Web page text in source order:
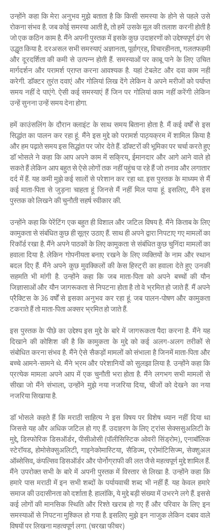
उन्होंने कहा कि मेरा अनुभव मुझे बताता है कि किसी समस्या के होने से पहले उसे
रोकना संभव है. जब कोई समस्या आती है, तो हमें उसके मूल की तलाश करनी होती है
जो एक कठिन काम है. मैंने अपनी पुस्तक में इसके कुछ उदाहरणों को उद्देश्यपूर्ण ढंग से
उद्धृत किया है. दरअसल सभी समस्याएं अज्ञानता, पूर्वाग्रह, विचारहीनता, गलतफहमी
और दूरदर्शिता की कमी से उत्पन्न होती हैं. समस्याओं पर काबू पाने के लिए उचित
मार्गदर्शन और परामर्श प्राप्त करना आवश्यक है. यहां टेबलेट और दवा काम नहीं
करेगी. डॉक्टर तुरंत दवाएं और गोलियां लिख देंगे लेकिन वे अपने मरीजों को पर्याप्त
समय नहीं दे पाएंगे. ऐसी कई समस्याएं हैं जिन पर गोलियां काम नहीं करेंगी लेकिन
उन्हें सुनना उन्हें समय देना होगा.
हमें काउंसलिंग के दौरान क्लाइंट के साथ समय बिताना होता है. मैं कई वर्षों से इस
सिद्धांत का पालन कर रहा हूं. मैंने इस मुद्दे को परामर्श पाठ्यक्रम में शामिल किया है
और हम पढ़ाते समय इस सिद्धांत पर जोर देते हैं. डॉक्टरों की भूमिका पर चर्चा करते हुए
डॉ भोसले ने कहा कि आप अपने काम में सक्रिय, ईमानदार और आगे आने वाले हो
सकते हैं लेकिन आप बहुत से ऐसे लोगों तक नहीं पहुंच पा रहे हैं जो तनाव और लगातार
दर्द में हैं. यह कमी मुझे कई सालों से परेशान कर रहा था. इस पुस्तक के माध्यम से मैं
कई माता-पिता से जुड़ना चाहता हूं जिनसे मैं नहीं मिल पाया हूं. इसलिए, मैंने इस
पुस्तक को लिखने की चुनौती सहर्ष स्वीकार की.
उन्होंने कहा कि पेरेंटिंग एक बहुत ही विशाल और जटिल विषय है. मैंने किताब के लिए
कामुकता से संबंधित कुछ ही सूत्र उठाए हैं. साथ ही अपने द्वारा निपटाए गए मामलों का
रिकॉर्ड रखा है. मैंने अपने पाठकों के लिए कामुकता से संबंधित कुछ चुनिंदा मामलों का
हवाला दिया है. लेकिन गोपनीयता बनाए रखने के लिए व्यक्तियों के नाम और स्थान
बदल दिए हैं. मैंने अपने कुछ मुवक्किलों की केस हिस्ट्री का हवाला देते हुए उनकी
सहमति भी मांगी है. उन्होंने कहा कि जब माता-पिता को अपने बच्चों की यौन
जिज्ञासाओं और यौन जागरूकता से निपटना होता है तो वे भ्रमित हो जाते हैं. मैं अपने
प्रैक्टिस के 36 वर्षों से इसका अनुभव कर रहा हूं. जब पालन-पोषण और कामुकता
टकराते हैं तो माता-पिता अक्सर भ्रमित हो जाते हैं.
इस पुस्तक के पीछे का उद्देश्य इस मुद्दे के बारे में जागरूकता पैदा करना है. मैंने यह
दिखाने की कोशिश की है कि कामुकता के मुद्दे को कई अलग-अलग तरीकों से
संबोधित करना संभव है. मैंने ऐसे सैकड़ों मामलों को संभाला है जिनमें माता-पिता और
बच्चे आमने-सामने थे. मैंने भ्रम और परेशानियों को सुलझा लिया है. उन्होंने कहा कि
प्रत्येक मामला अपने आप में एक चुनौती भरा होता है. मैंने लगभग सभी मामलों से
सीखा जो मैंने संभाला, उन्होंने मुझे नया नजरिया दिया, चीजों को देखने का नया
नजरिया सिखाया है.
डॉ भोसले कहते हैं कि मराठी साहित्य ने इस विषय पर विशेष ध्यान नहीं दिया था
जिससे यह और अधिक जटिल हो गए हैं. उदाहरण के लिए ट्रांस सेक्ससुअलिटी के
मुद्दे, डिस्फोरिक डिसऑर्डर, पीसीओसी (पॉलीसिस्टिक ओवरी सिंड्रोम), एनाबॉलिक
स्टेरॉयड, होमोसेक्सुअलिटी, गाइनेकोमास्टिया, सैडिज्म, एरोमांटिसिज्म, सेक्शुअल
ऑब्सेसिव, कंपल्सिव डिसऑर्डर और पोर्नोग्राफी की लत जैसे महत्वपूर्ण मुद्दे शामिल हैं.
मैंने उपरोक्त सभी के बारे में अपनी पुस्तक में विस्तार से लिखा है. उन्होंने कहा कि
हमारे पास मराठी में इन सभी शब्दों के पर्यायवाची शब्द भी नहीं हैं. यह केवल हमारे
समाज की उदासीनता को दर्शाता है. हालांकि, ये मुद्दे बड़ी संख्या में उभरने लगे हैं. इससे
कई लोगों की मानसिक स्थिति और रिश्ते खराब हो गए हैं और परिवार के लिए इन
समस्याओं से निपटना मुश्किल हो गया है. इसलिए मुझे इन नाजुक लेकिन दबाव वाले
विषयों पर लिखना महत्वपूर्ण लगा. (चरखा फीचर)